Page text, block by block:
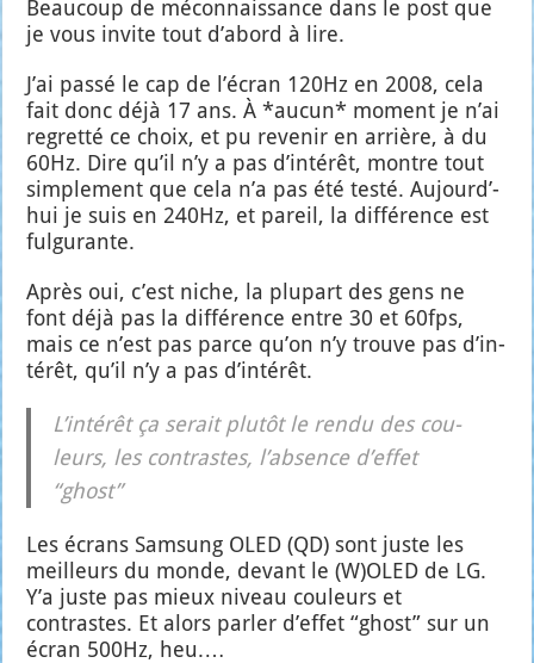
Beau­coup de mécon­nais­sance dans le post que
je vous invite tout d’a­bord à lire.
J’ai pas­sé le cap de l’é­cran 120Hz en 2008, cela
fait donc déjà 17 ans. À *aucun* moment je n’ai
regret­té ce choix, et pu reve­nir en arrière, à du
60Hz. Dire qu’il n’y a pas d’in­té­rêt, montre tout
sim­ple­ment que cela n’a pas été tes­té. Aujourd’­
hui je suis en 240Hz, et pareil, la dif­fé­rence est
ful­gu­rante.
Après oui, c’est niche, la plu­part des gens ne
font déjà pas la dif­fé­rence entre 30 et 60fps,
mais ce n’est pas parce qu’on n’y trouve pas d’in­
té­rêt, qu’il n’y a pas d’in­té­rêt.
L’in­té­rêt ça serait plu­tôt le ren­du des cou­
leurs, les contrastes, l’ab­sence d’ef­fet
“ghost”
Les écrans Sam­sung OLED (QD) sont juste les
meilleurs du monde, devant le (W)OLED de LG.
Y’a juste pas mieux niveau cou­leurs et
contrastes. Et alors par­ler d’ef­fet “ghost” sur un
écran 500Hz, heu.…